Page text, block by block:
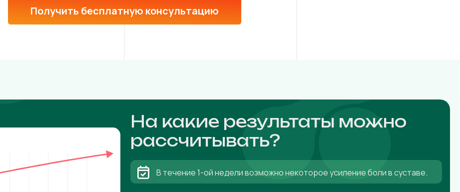
Получить бесплатную консультацию
На какие результаты можно
рассчитывать?
В течение 1-ой недели возможно некоторое усиление боли в суставе.